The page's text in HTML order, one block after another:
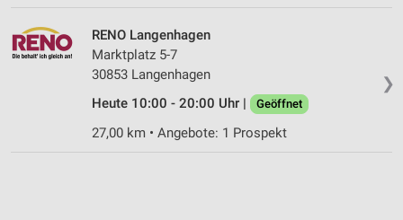
❯
RENO Langenhagen
Marktplatz 5-7
30853 Langenhagen
Heute 10:00 - 20:00 Uhr |
Geöffnet
27,00 km • Angebote: 1 Prospekt
IAB-Besonderheiten:
Verwendung genauer Standortdaten
Geräte anhand von aktiv angeforderten
Informationen identifizieren